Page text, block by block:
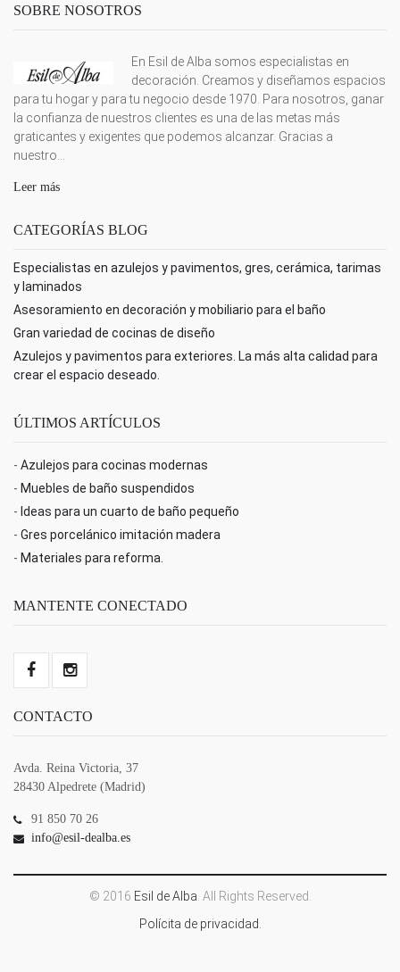
SOBRE NOSOTROS
En Esil de Alba somos especialistas en
decoración. Creamos y diseñamos espacios
para tu hogar y para tu negocio desde 1970. Para nosotros, ganar
la confianza de nuestros clientes es una de las metas más
graticantes y exigentes que podemos alcanzar. Gracias a
nuestro...
Leer más
CATEGORÍAS BLOG
Especialistas en azulejos y pavimentos, gres, cerámica, tarimas
y laminados
Asesoramiento en decoración y mobiliario para el baño
Gran variedad de cocinas de diseño
Azulejos y pavimentos para exteriores. La más alta calidad para
crear el espacio deseado.
ÚLTIMOS ARTÍCULOS
- Azulejos para cocinas modernas
- Muebles de baño suspendidos
- Ideas para un cuarto de baño pequeño
- Gres porcelánico imitación madera
- Materiales para reforma.
MANTENTE CONECTADO
CONTACTO
Avda. Reina Victoria, 37
28430 Alpedrete (Madrid)
91 850 70 26
info@esil-dealba.es
© 2016 Esil de Alba . All Rights Reserved.
Polícita de privacidad.